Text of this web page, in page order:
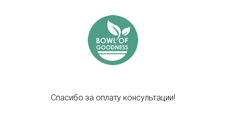
Спасибо за оплату консультации!